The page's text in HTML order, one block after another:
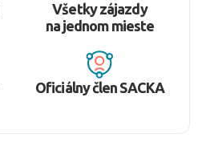
Všetky zájazdy
na jednom mieste
Oficiálny člen SACKA